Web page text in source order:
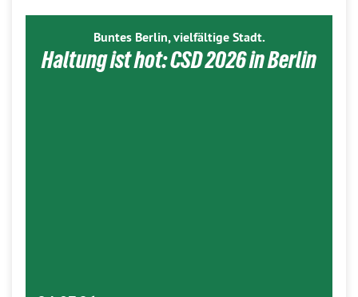
Buntes Berlin, vielfältige Stadt.
Haltung ist hot: CSD 2026 in Berlin